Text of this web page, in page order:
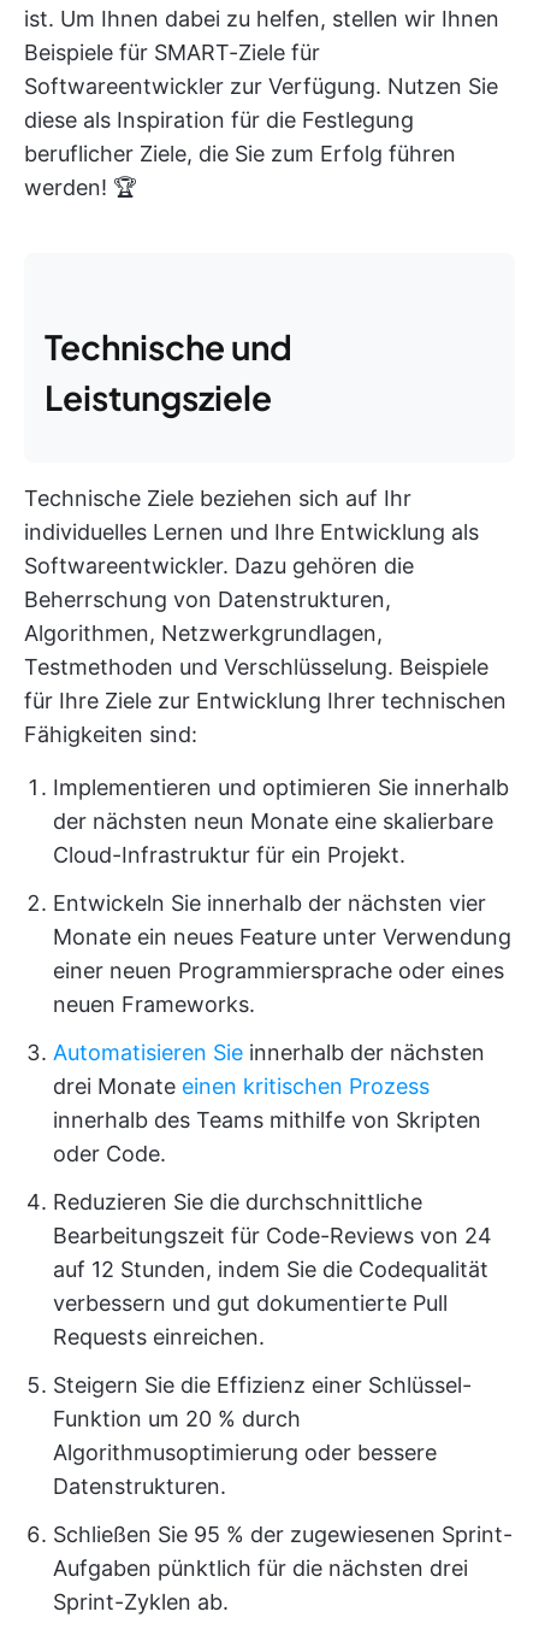
ist. Um Ihnen dabei zu helfen, stellen wir Ihnen
Beispiele für SMART-Ziele für
Softwareentwickler zur Verfügung. Nutzen Sie
diese als Inspiration für die Festlegung
beruflicher Ziele, die Sie zum Erfolg führen
werden! 🏆
Technische und
Leistungsziele
Technische Ziele beziehen sich auf Ihr
individuelles Lernen und Ihre Entwicklung als
Softwareentwickler. Dazu gehören die
Beherrschung von Datenstrukturen,
Algorithmen, Netzwerkgrundlagen,
Testmethoden und Verschlüsselung. Beispiele
für Ihre Ziele zur Entwicklung Ihrer technischen
Fähigkeiten sind:
Implementieren und optimieren Sie innerhalb
der nächsten neun Monate eine skalierbare
Cloud-Infrastruktur für ein Projekt.
Entwickeln Sie innerhalb der nächsten vier
Monate ein neues Feature unter Verwendung
einer neuen Programmiersprache oder eines
neuen Frameworks.
Automatisieren Sie innerhalb der nächsten
drei Monate einen kritischen Prozess
innerhalb des Teams mithilfe von Skripten
oder Code.
Reduzieren Sie die durchschnittliche
Bearbeitungszeit für Code-Reviews von 24
auf 12 Stunden, indem Sie die Codequalität
verbessern und gut dokumentierte Pull
Requests einreichen.
Steigern Sie die Effizienz einer Schlüssel-
Funktion um 20 % durch
Algorithmusoptimierung oder bessere
Datenstrukturen.
Schließen Sie 95 % der zugewiesenen Sprint-
Aufgaben pünktlich für die nächsten drei
Sprint-Zyklen ab.